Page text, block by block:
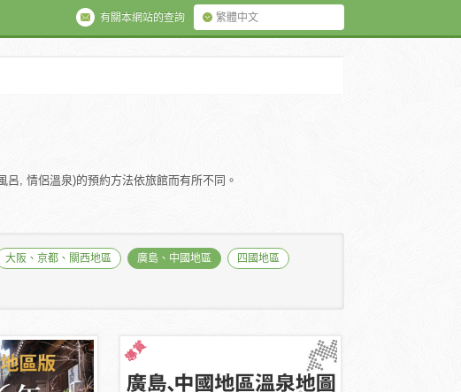
繁體中文
有關本網站的查詢
, 情侶溫泉)的預約方法依旅館而有所不同。
大阪、京都、關西地區 廣島、中國地區 四國地區